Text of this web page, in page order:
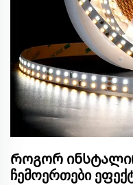
Როგორ
ჩემოერთები